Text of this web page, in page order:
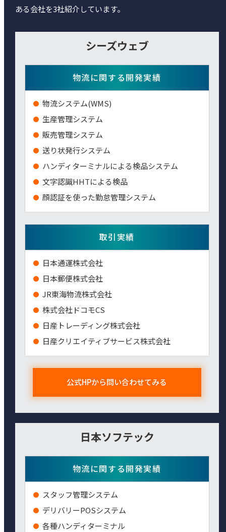
ある会社を3社紹介しています。
シーズウェブ
物流に関する開発実績
物流システム(WMS)
生産管理システム
販売管理システム
送り状発行システム
ハンディターミナルによる検品システム
⽂字認識HHTによる検品
顔認証を使った勤怠管理システム
取引実績
⽇本通運株式会社
⽇本郵便株式会社
JR東海物流株式会社
株式会社ドコモCS
日産トレーディング株式会社
日産クリエイティブサービス株式会社
公式HPから問い合わせてみる
日本ソフテック
物流に関する開発実績
スタッフ管理システム
デリバリーPOSシステム
各種ハンディターミナル